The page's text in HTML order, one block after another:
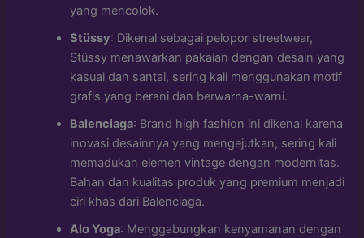
yang mencolok.
Stüssy: Dikenal sebagai pelopor streetwear,
Stüssy menawarkan pakaian dengan desain yang
kasual dan santai, sering kali menggunakan motif
grafis yang berani dan berwarna-warni.
Balenciaga: Brand high fashion ini dikenal karena
inovasi desainnya yang mengejutkan, sering kali
memadukan elemen vintage dengan modernitas.
Bahan dan kualitas produk yang premium menjadi
ciri khas dari Balenciaga.
Alo Yoga: Menggabungkan kenyamanan dengan